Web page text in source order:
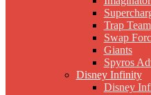
Trap Team
Swap
Giants
Spyros
Disney Infinity
Disney